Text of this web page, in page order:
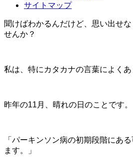
サイトマップ
聞けばわかるんだけど、 思い出せ
せんか？
私は、特にカタカナの言葉によくあ
昨年の11月、晴れの日のことです。
「パーキンソン病の初期段階にあ
ます。」